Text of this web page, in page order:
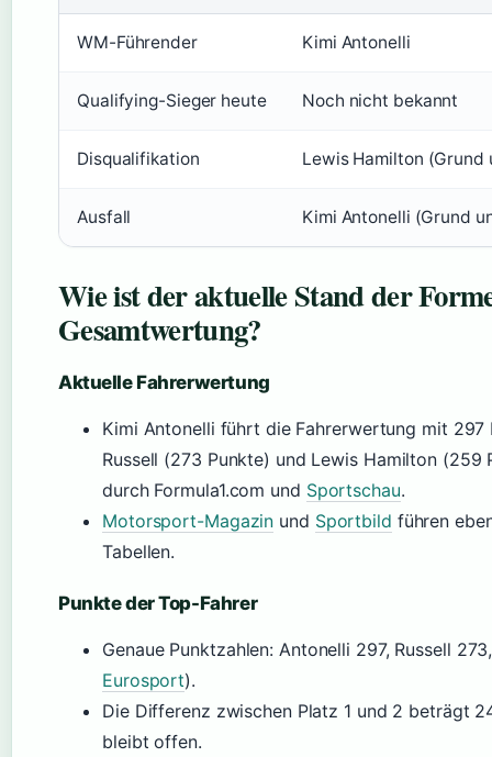
WM-Führender Kimi Antonelli
Qualifying-Sieger heute Noch nicht bekannt
Disqualifikation Lewis Hamilton (Grund
Ausfall Kimi Antonelli (Grund
Wie ist der aktuelle Stand der
Gesamtwertung?
Aktuelle Fahrerwertung
Kimi Antonelli führt die Fahrerwertung mit 297
Russell (273 Punkte) und Lewis Hamilton (259
durch Formula1.com und Sportschau.
Motorsport-Magazin und Sportbild führen
Tabellen.
Punkte der Top-Fahrer
Genaue Punktzahlen: Antonelli 297, Russell
Eurosport).
Die Differenz zwischen Platz 1 und 2 beträgt
bleibt offen.